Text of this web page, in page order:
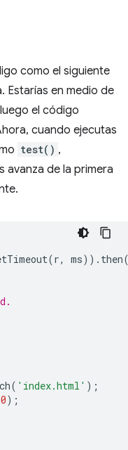
como el siguiente
Estarías en medio de
el código
cuando ejecutas
test() ,
avanza de la primera
(r, ms)). then
( 'index.html' );
);